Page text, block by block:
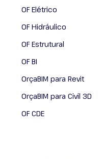
OF Elétrico
OF Hidráulico
OF Estrutural
OF BI
OrçaBIM para Revit
OrçaBIM para Civil 3D
OF CDE